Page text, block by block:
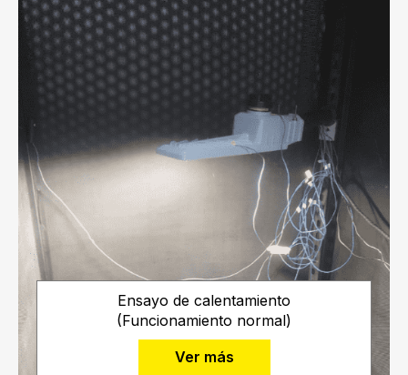
Ensayo de calentamiento
(Funcionamiento normal)
Ver más